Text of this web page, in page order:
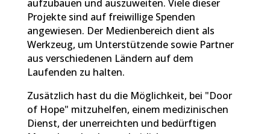
aufzubauen und auszuweiten. Viele dieser
Projekte sind auf freiwillige Spenden
angewiesen. Der Medienbereich dient als
Werkzeug, um Unterstützende sowie Partner
aus verschiedenen Ländern auf dem
Laufenden zu halten.
Zusätzlich hast du die Möglichkeit, bei "Door
of Hope" mitzuhelfen, einem medizinischen
Dienst, der unerreichten und bedürftigen